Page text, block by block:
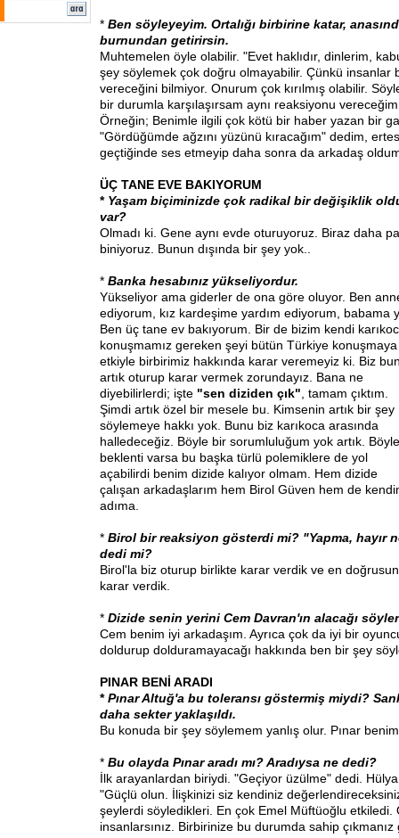
* Ben söyleyeyim. Ortalığı birbirine katar,
burnundan getirirsin.
Muhtemelen öyle olabilir. "Evet haklıdır, dinlerim,
şey söylemek çok doğru olmayabilir. Çünkü insanlar
vereceğini bilmiyor. Onurum çok kırılmış olabilir.
bir durumla karşılaşırsam aynı reaksiyonu
Örneğin; Benimle ilgili çok kötü bir haber yazan bir
"Gördüğümde ağzını yüzünü kıracağım" dedim,
geçtiğinde ses etmeyip daha sonra da arkadaş
ÜÇ TANE EVE BAKIYORUM
* Yaşam biçiminizde çok radikal bir değişiklik
var?
Olmadı ki. Gene aynı evde oturuyoruz. Biraz daha
biniyoruz. Bunun dışında bir şey yok..
* Banka hesabınız yükseliyordur.
Yükseliyor ama giderler de ona göre oluyor. Ben
ediyorum, kız kardeşime yardım ediyorum, babama
Ben üç tane ev bakıyorum. Bir de bizim kendi
konuşmamız gereken şeyi bütün Türkiye
etkiyle birbirimiz hakkında karar veremeyiz ki. Biz
artık oturup karar vermek zorundayız. Bana ne
diyebilirlerdi; işte "sen diziden çık" , tamam çıktım.
Şimdi artık özel bir mesele bu. Kimsenin artık bir şey
söylemeye hakkı yok. Bunu biz karıkoca arasında
halledeceğiz. Böyle bir sorumluluğum yok artık.
beklenti varsa bu başka türlü polemiklere de yol
açabilirdi benim dizide kalıyor olmam. Hem dizide
çalışan arkadaşlarım hem Birol Güven hem de
adıma.
* Birol bir reaksiyon gösterdi mi? "Yapma, hayır
dedi mi?
Birol'la biz oturup birlikte karar verdik ve en
karar verdik.
* Dizide senin yerini Cem Davran'ın alacağı
Cem benim iyi arkadaşım. Ayrıca çok da iyi bir
doldurup dolduramayacağı hakkında ben bir şey
PINAR BENİ ARADI
*Pınar Altuğ'a bu toleransı göstermiş miydi?
daha sekter yaklaşıldı.
Bu konuda bir şey söylemem yanlış olur. Pınar
* Bu olayda Pınar aradı mı? Aradıysa ne dedi?
İlk arayanlardan biriydi. "Geçiyor üzülme" dedi.
"Güçlü olun. İlişkinizi siz kendiniz
şeylerdi söyledikleri. En çok Emel Müftüoğlu etkiledi.
insanlarsınız. Birbirinize bu durumda sahip